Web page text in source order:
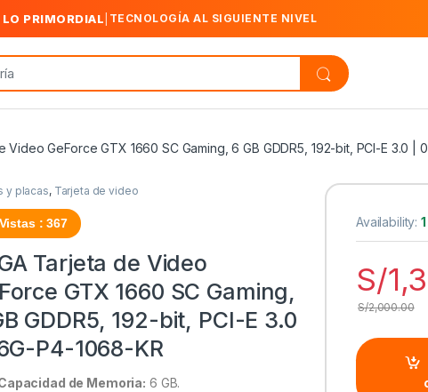
LO PRIMORDIAL TECNOLOGÍA AL SIGUIENTE NIVEL
Video GeForce GTX 1660 SC Gaming, 6 GB GDDR5, 192-bit, PCI-E 3.0 |
y placas, Tarjeta de video
Vistas : 367
Tarjeta de Video
GTX 1660 SC Gaming,
GDDR5, 192-bit, PCI-E 3.0
P4-1068-KR
de Memoria: 6 GB.
Availability:
S/
S/2,000.00